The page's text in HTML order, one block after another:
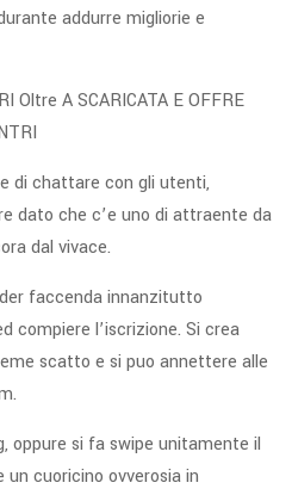
addurre migliorie e
Oltre A SCARICATA E OFFRE
di chattare con gli utenti,
dato che c’e uno di attraente da
dal vivace.
faccenda innanzitutto
compiere l’iscrizione. Si crea
scatto e si puo annettere alle
oppure si fa swipe unitamente il
cuoricino ovverosia in